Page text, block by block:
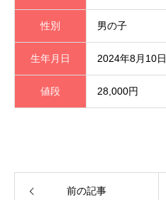
性別 男の子
生年月日 2024年8月10日
値段 28,000円
前の記事